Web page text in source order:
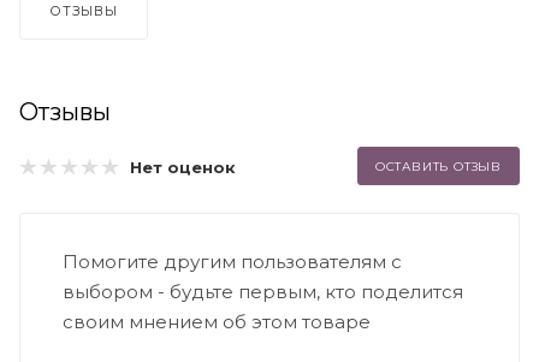
ОТЗЫВЫ
Отзывы
Нет оценок ОСТАВИТЬ ОТЗЫВ
Помогите другим пользователям с
выбором - будьте первым, кто поделится
своим мнением об этом товаре